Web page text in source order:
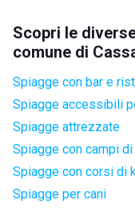
Scopri le
comune di
Spiagge con bar e
Spiagge accessibili
Spiagge attrezzate
Spiagge con campi
Spiagge con corsi di
Spiagge per cani